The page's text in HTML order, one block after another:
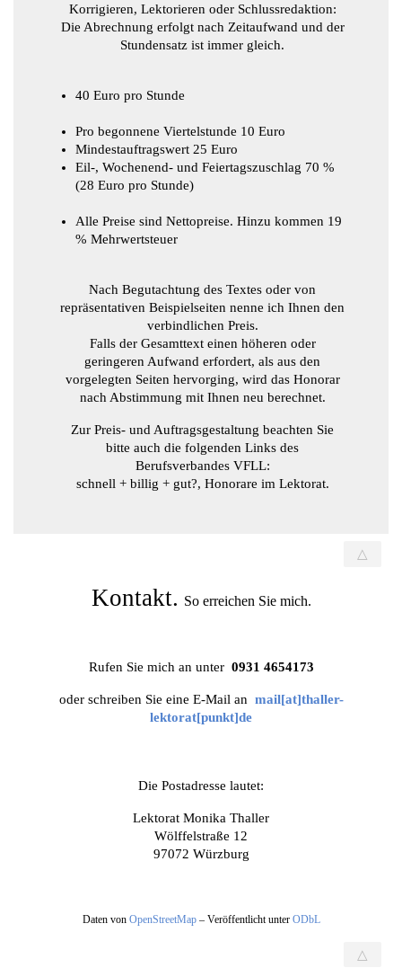
Korrigieren, Lektorieren oder Schlussredaktion:
Die Abrechnung erfolgt nach Zeitaufwand und der
Stundensatz ist immer gleich.
40 Euro pro Stunde
Pro begonnene Viertelstunde 10 Euro
Mindestauftragswert 25 Euro
Eil-, Wochenend- und Feiertagszuschlag 70 %
(28 Euro pro Stunde)
Alle Preise sind Nettopreise. Hinzu kommen 19
% Mehrwertsteuer
Nach Begutachtung des Textes oder von
repräsentativen Beispielseiten nenne ich Ihnen den
verbindlichen Preis.
Falls der Gesamttext einen höheren oder
geringeren Aufwand erfordert, als aus den
vorgelegten Seiten hervorging, wird das Honorar
nach Abstimmung mit Ihnen neu berechnet.
Zur Preis- und Auftragsgestaltung beachten Sie
bitte auch die folgenden Links des
Berufsverbandes VFLL:
schnell + billig + gut?, Honorare im Lektorat.
△
Kontakt. So erreichen Sie mich.
Rufen Sie mich an unter 0931 4654173
oder schreiben Sie eine E-Mail an mail[at]thaller-
lektorat[punkt]de
Die Postadresse lautet:
Lektorat Monika Thaller
Wölffelstraße 12
97072 Würzburg
Daten von OpenStreetMap– Veröffentlicht unter ODbL
△